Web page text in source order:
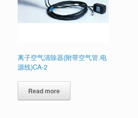
离子空气清除器(附带空气管.电
源线)CA-2
Read more